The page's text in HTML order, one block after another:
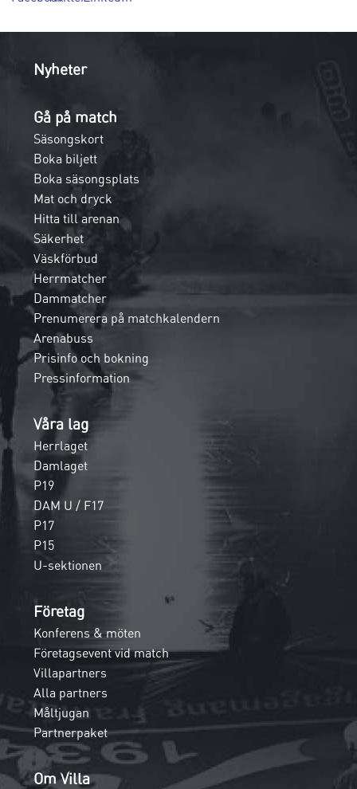
Nyheter
Gå på match
Säsongskort
Boka biljett
Boka säsongsplats
Mat och dryck
Hitta till arenan
Säkerhet
Väskförbud
Herrmatcher
Dammatcher
Prenumerera på matchkalendern
Arenabuss
Prisinfo och bokning
Pressinformation
Våra lag
Herrlaget
Damlaget
P19
DAM U / F17
P17
P15
U-sektionen
Företag
Konferens & möten
Företagsevent vid match
Villapartners
Alla partners
Måltjugan
Partnerpaket
Om Villa